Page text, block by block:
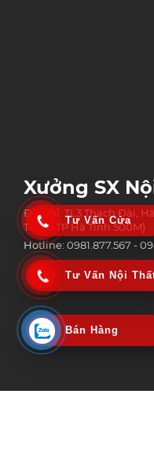
Xưởng SX
Địa chỉ: TL3 Thạch Đài,
Tránh TP Hà Tĩnh 500M)
Hotline: 0981.877.567 -
Tư Vấn Cửa
Tư Vấn Nội
Bán Hàng